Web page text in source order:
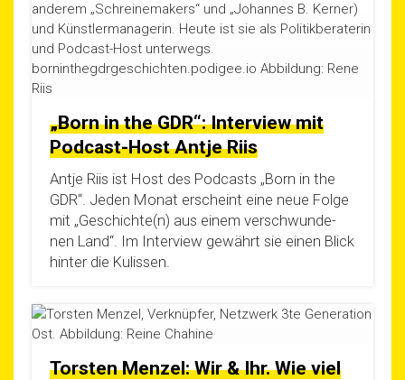
„Born in the GDR“: Interview mit
Podcast-Host Antje Riis
Ant­je Riis ist Host des Pod­casts „Born in the
GDR“. Jeden Monat erscheint eine neue Fol­ge
mit „Geschichte(n) aus einem ver­schwun­de­
nen Land“. Im Inter­view gewährt sie einen Blick
hin­ter die Kulissen.
Torsten Menzel: Wir & Ihr. Wie viel